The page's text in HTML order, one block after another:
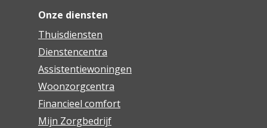
Onze diensten
Thuisdiensten
Dienstencentra
Assistentiewoningen
Woonzorgcentra
Financieel comfort
Mijn Zorgbedrijf